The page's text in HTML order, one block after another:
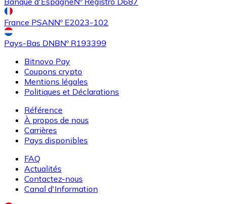
UNI
France PSANNº E2023-102
Pays-Bas DNBNº R193399
Bitnovo Pay
Coupons crypto
Mentions légales
Politiques et Déclarations
Référence
À propos de nous
Carrières
Pays disponibles
FAQ
Actualités
Contactez-nous
Canal d'Information